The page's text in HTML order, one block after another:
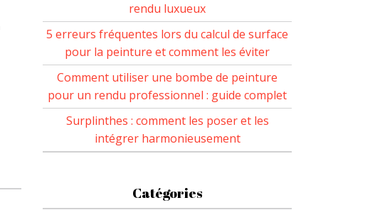
rendu luxueux
5 erreurs fréquentes lors du calcul de surface
pour la peinture et comment les éviter
Comment utiliser une bombe de peinture
pour un rendu professionnel : guide complet
Surplinthes : comment les poser et les
intégrer harmonieusement
Catégories